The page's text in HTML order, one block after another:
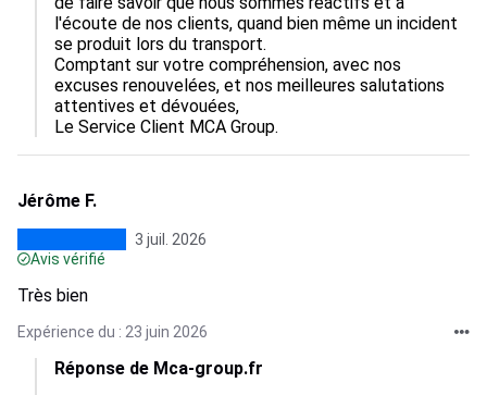
l'écoute de nos clients, quand bien même un incident
se produit lors du transport.
Comptant sur votre compréhension, avec nos
excuses renouvelées, et nos meilleures salutations
attentives et dévouées,
Le Service Client MCA Group.
Jérôme F.
3 juil. 2026
Avis vérifié
Très bien
Expérience du : 23 juin 2026
Réponse de Mca-group.fr